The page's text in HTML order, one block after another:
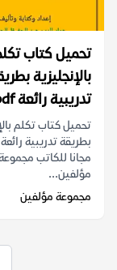
تحميل كتاب
بالإنجليزية
تدريبية رائعة pdf
تحميل كتاب تكلم
مجانا للكاتب
مؤلفين...
مجموعة مؤلفين